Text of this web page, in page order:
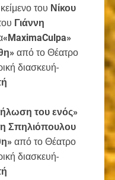
του Νίκου
Γιάννη
«MaximaCulpa»
από το Θέατρο
διασκευή-
του ενός»
Σπηλιόπουλου
από το Θέατρο
διασκευή-